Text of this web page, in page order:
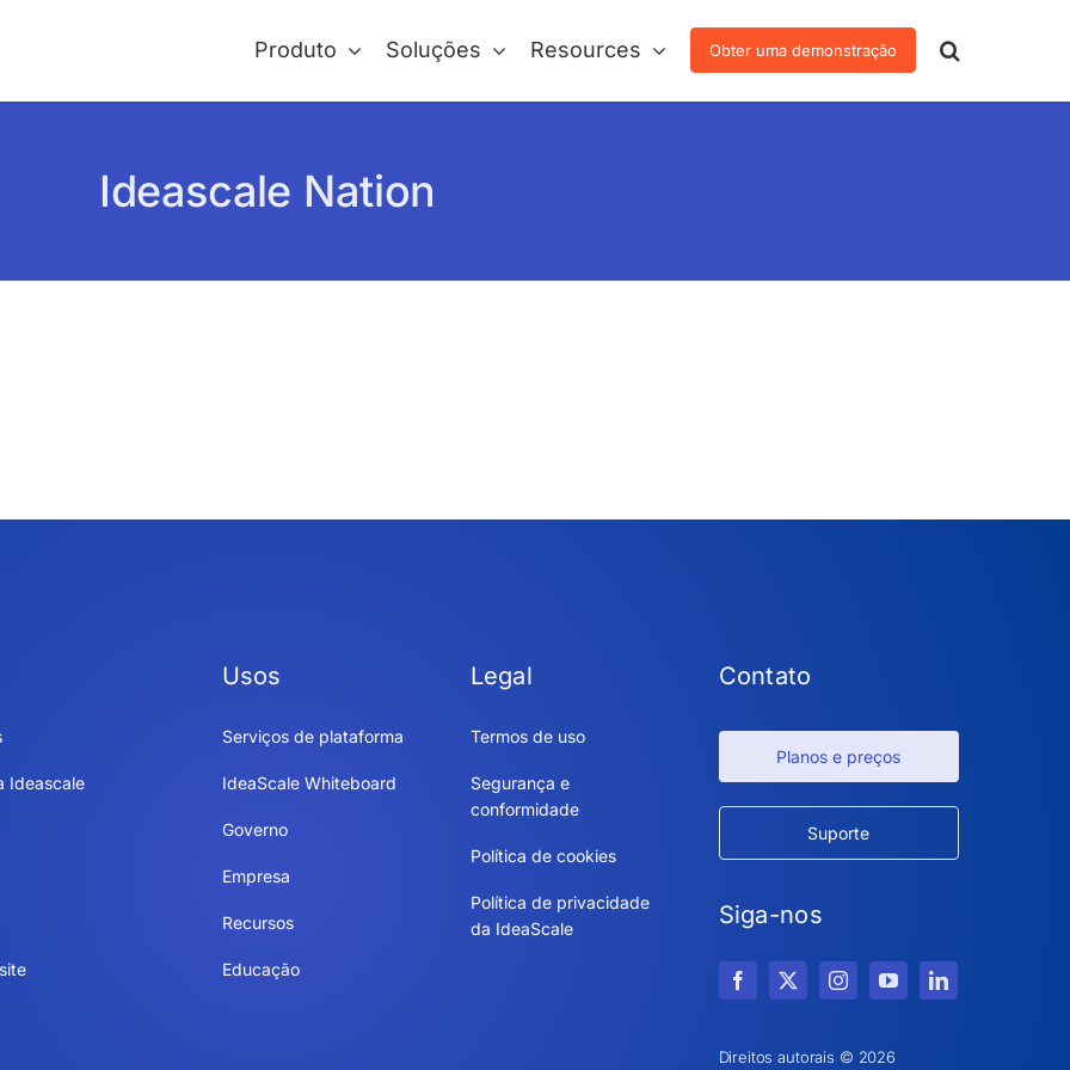
Produto Soluções Resources Obter uma demonstração
Ideascale Nation
Ideascale
Usos
Serviços de plataforma
IdeaScale Whiteboard
Governo
Empresa
Recursos
Educação
Legal
Termos de uso
Segurança e
conformidade
Política de cookies
Política de privacidade
da IdeaScale
Contato
Planos e preços
Suporte
Siga-nos
Direitos autorais © 2026